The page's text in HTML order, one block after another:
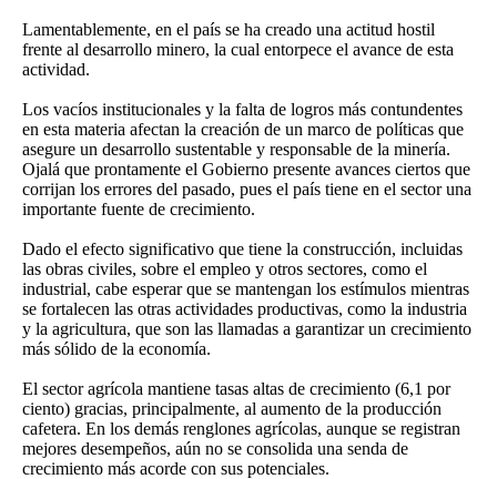
Lamentablemente, en el país se ha creado una actitud hostil
frente al desarrollo minero, la cual entorpece el avance de esta
actividad.
Los vacíos institucionales y la falta de logros más contundentes
en esta materia afectan la creación de un marco de políticas que
asegure un desarrollo sustentable y responsable de la minería.
Ojalá que prontamente el Gobierno presente avances ciertos que
corrijan los errores del pasado, pues el país tiene en el sector una
importante fuente de crecimiento.
Dado el efecto significativo que tiene la construcción, incluidas
las obras civiles, sobre el empleo y otros sectores, como el
industrial, cabe esperar que se mantengan los estímulos mientras
se fortalecen las otras actividades productivas, como la industria
y la agricultura, que son las llamadas a garantizar un crecimiento
más sólido de la economía.
El sector agrícola mantiene tasas altas de crecimiento (6,1 por
ciento) gracias, principalmente, al aumento de la producción
cafetera. En los demás renglones agrícolas, aunque se registran
mejores desempeños, aún no se consolida una senda de
crecimiento más acorde con sus potenciales.